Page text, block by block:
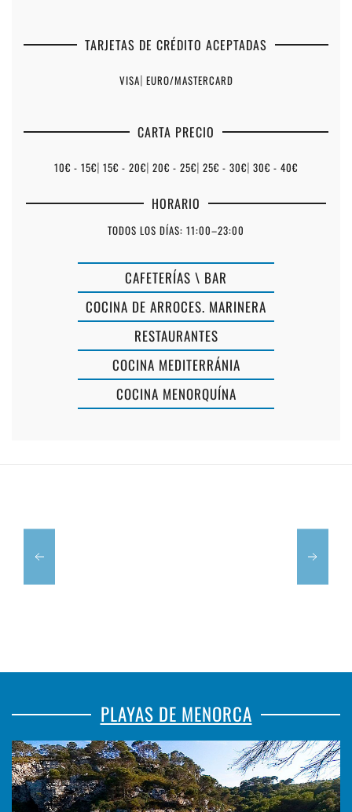
TARJETAS DE CRÉDITO ACEPTADAS
VISA| EURO/MASTERCARD
CARTA PRECIO
10€ - 15€| 15€ - 20€| 20€ - 25€| 25€ - 30€| 30€ - 40€
HORARIO
TODOS LOS DÍAS: 11:00–23:00
CAFETERÍAS \ BAR
COCINA DE ARROCES. MARINERA
RESTAURANTES
COCINA MEDITERRÁNIA
COCINA MENORQUÍNA
PLAYAS DE MENORCA